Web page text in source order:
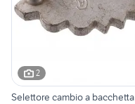
2
Selettore cambio a bacchetta